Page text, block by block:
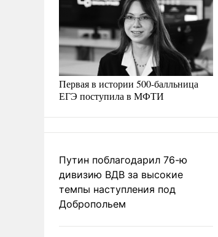
Первая в истории 500-балльница
ЕГЭ поступила в МФТИ
Путин поблагодарил 76-ю
дивизию ВДВ за высокие
темпы наступления под
Добропольем